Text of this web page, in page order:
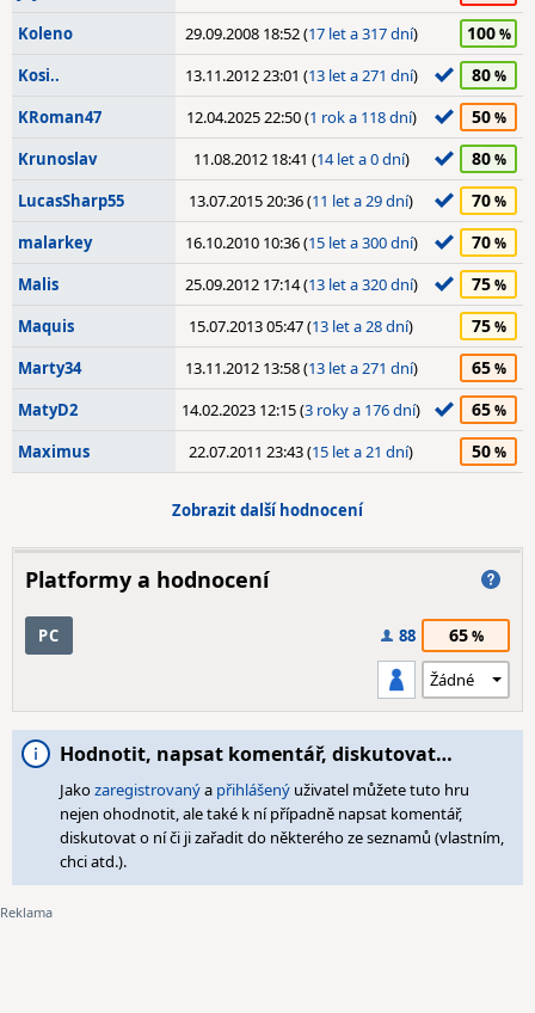
Koleno 29.09.2008 18:52 (17 let a 317 dní) 100
Kosi.. 13.11.2012 23:01 (13 let a 271 dní) 80
KRoman47 12.04.2025 22:50 (1 rok a 118 dní) 50
Krunoslav 11.08.2012 18:41 (14 let a 0 dní) 80
LucasSharp55 13.07.2015 20:36 (11 let a 29 dní) 70
malarkey 16.10.2010 10:36 (15 let a 300 dní) 70
Malis 25.09.2012 17:14 (13 let a 320 dní) 75
Maquis 15.07.2013 05:47 (13 let a 28 dní) 75
Marty34 13.11.2012 13:58 (13 let a 271 dní) 65
MatyD2 14.02.2023 12:15 (3 roky a 176 dní) 65
Maximus 22.07.2011 23:43 (15 let a 21 dní) 50
Zobrazit další hodnocení
Platformy a hodnocení
PC 88 65
Hodnotit, napsat komentář, diskutovat…
Jakozaregistrovanýa přihlášený uživatel můžete tuto hru
nejen ohodnotit, ale také k ní případně napsat komentář,
diskutovat o ní či ji zařadit do některého ze seznamů (vlastním,
chci atd.).